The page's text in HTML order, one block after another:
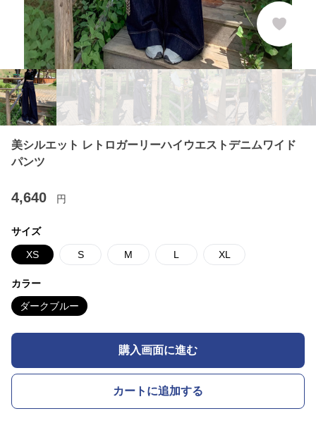
美シルエット レトロガーリーハイウエストデニムワイド
パンツ
4,640 円
サイズ
XS S M L XL
カラー
ダークブルー
購入画面に進む
カートに追加する